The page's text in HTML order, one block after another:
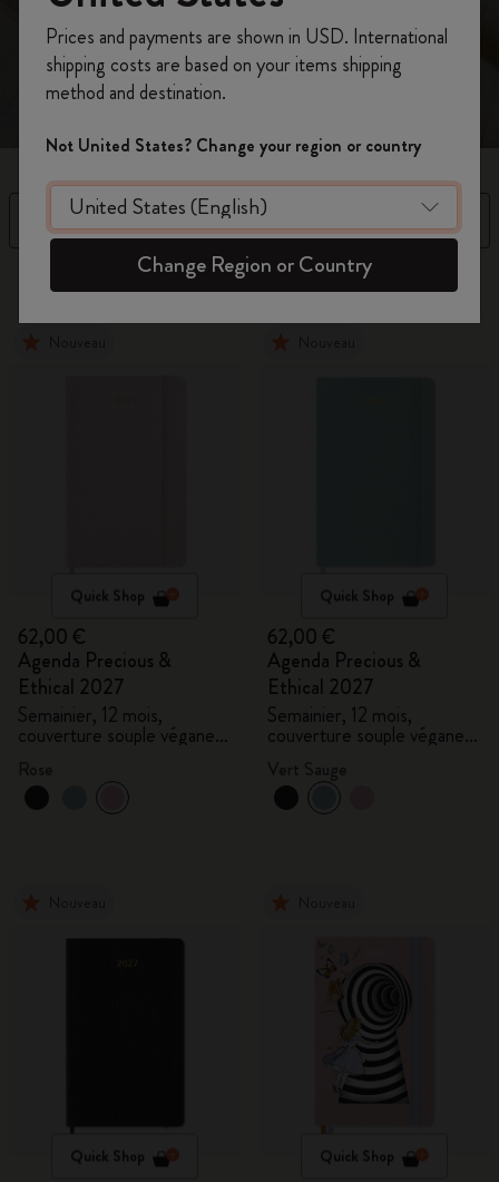
claire pour une meilleure gestion du temps.
Filtre
97 Produits
Quick Shop
62,00 €
Agenda Precious &
Ethical 2027
Semainier, 12 mois,
couverture souple végane,
Quick Shop
62,00 €
Agenda Precious &
Ethical 2027
Semainier, 12 mois,
couverture souple végane,
Quick Shop Quick Shop
de remise ainsi que de frais de port gratuits
sur votre première commandeen utilisant le
codeWELCOME10.
Créez un compte Moleskine pour accéder à des
offres exclusives, des avantages réservés aux
membres et davantage d’inspiration.
Créer un compte!
Prices and payments are shown in USD. International
shipping costs are based on your items shipping
method and destination.
Not United States? Change your region or country
Change Region or Country